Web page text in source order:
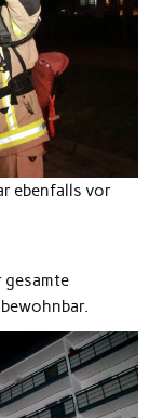
ebenfalls vor
gesamte